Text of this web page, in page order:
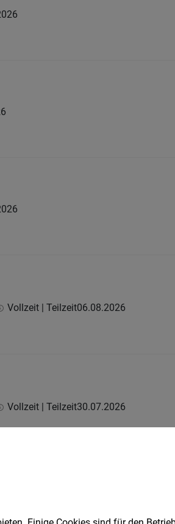
Vollzeit | Teilzeit06.08.2026
Vollzeit | Teilzeit30.07.2026